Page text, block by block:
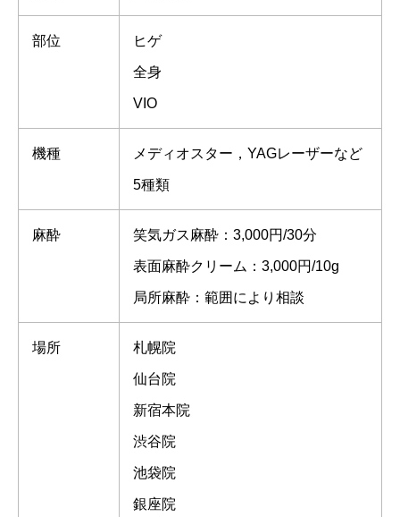
部位 ヒゲ
全身
VIO
機種 メディオスター，YAGレーザーなど
5種類
麻酔 笑気ガス麻酔：3,000円/30分
表面麻酔クリーム：3,000円/10g
局所麻酔：範囲により相談
場所 札幌院
仙台院
新宿本院
渋谷院
池袋院
銀座院